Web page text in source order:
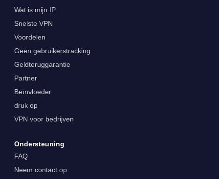
Wat is mijn IP
Snelste VPN
Voordelen
Geen gebruikerstracking
Geldteruggarantie
Partner
Beïnvloeder
druk op
VPN voor bedrijven
Ondersteuning
FAQ
Neem contact op